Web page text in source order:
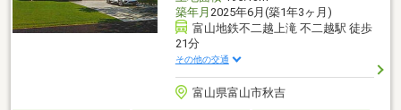
築年月 2025年6月(築1年3ヶ月)
富山地鉄不二越上滝 不二越駅 徒歩
21分
その他の交通
富山県富山市秋吉